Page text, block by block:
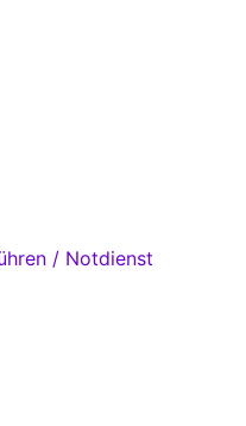
/ Notdienst